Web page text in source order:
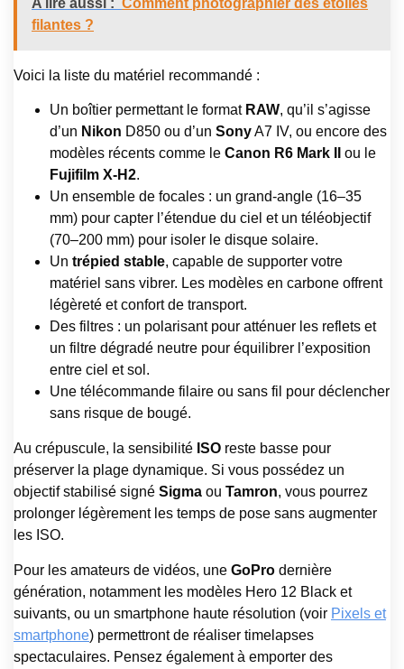
filantes ?
Voici la liste du matériel recommandé :
Un boîtier permettant le format RAW, qu’il s’agisse
d’un Nikon D850 ou d’un SonyA7 IV, ou encore des
modèles récents comme le Canon R6 Mark II
ou le
Fujifilm X-H2.
Un ensemble de focales : un grand-angle (16–35
mm) pour capter l’étendue du ciel et un téléobjectif
(70–200 mm) pour isoler le disque solaire.
Un trépied stable, capable de supporter votre
matériel sans vibrer. Les modèles en carbone offrent
légèreté et confort de transport.
Des filtres : un polarisant pour atténuer les reflets et
un filtre dégradé neutre pour équilibrer l’exposition
entre ciel et sol.
Une télécommande filaire ou sans fil pour déclencher
sans risque de bougé.
Au crépuscule, la sensibilité ISO reste basse pour
préserver la plage dynamique. Si vous possédez un
objectif stabilisé signé Sigma ou Tamron, vous pourrez
prolonger légèrement les temps de pose sans augmenter
les ISO.
Pour les amateurs de vidéos, une GoPro dernière
génération, notamment les modèles Hero 12 Black et
suivants, ou un smartphone haute résolution (voir Pixels et
smartphone) permettront de réaliser timelapses
spectaculaires. Pensez également à emporter des